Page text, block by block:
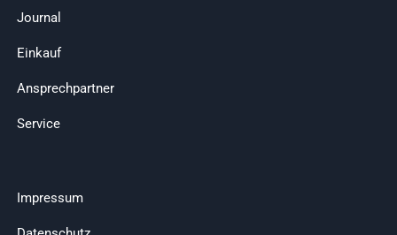
Journal
Einkauf
Ansprechpartner
Service
Impressum